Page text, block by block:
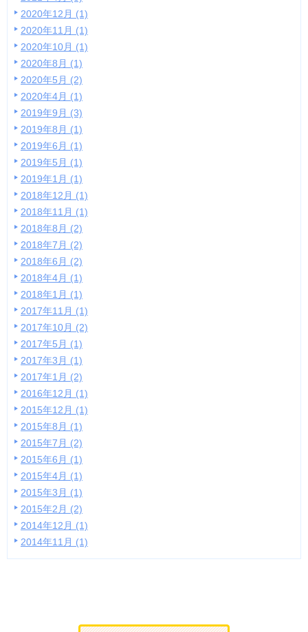
2020年12月 (1)
2020年11月 (1)
2020年10月 (1)
2020年8月 (1)
2020年5月 (2)
2020年4月 (1)
2019年9月 (3)
2019年8月 (1)
2019年6月 (1)
2019年5月 (1)
2019年1月 (1)
2018年12月 (1)
2018年11月 (1)
2018年8月 (2)
2018年7月 (2)
2018年6月 (2)
2018年4月 (1)
2018年1月 (1)
2017年11月 (1)
2017年10月 (2)
2017年5月 (1)
2017年3月 (1)
2017年1月 (2)
2016年12月 (1)
2015年12月 (1)
2015年8月 (1)
2015年7月 (2)
2015年6月 (1)
2015年4月 (1)
2015年3月 (1)
2015年2月 (2)
2014年12月 (1)
2014年11月 (1)